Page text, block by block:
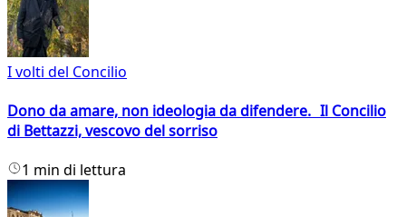
I volti del Concilio
Dono da amare, non ideologia da difendere. Il Concilio
di Bettazzi, vescovo del sorriso
1 min di lettura